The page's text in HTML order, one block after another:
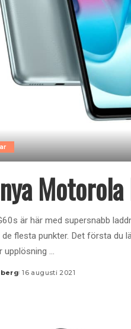
är här med supersnabb
flesta punkter. Det första du
upplösning ...
16 augusti 2021